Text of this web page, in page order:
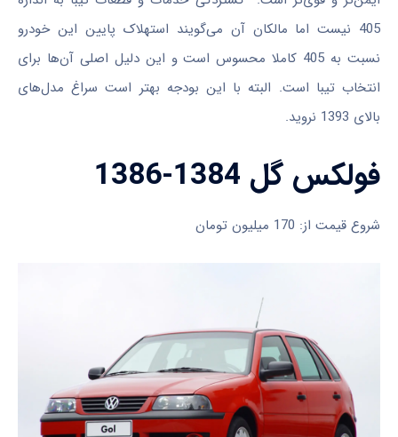
405 نیست اما مالکان آن می‌گویند استهلاک پایین این خودرو
نسبت به 405 کاملا محسوس است و این دلیل اصلی آن‌ها برای
انتخاب تیبا است. البته با این بودجه بهتر است سراغ مدل‌های
بالای 1393 نروید.
فولکس گل 1384-1386
شروع قیمت از: 170 میلیون تومان